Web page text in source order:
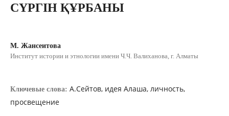
СҮРГІН ҚҰРБАНЫ
М. Жансеитова
Институт истории и этнологии имени Ч.Ч. Валиханова, г. Алматы
Ключевые слова: А.Сейтов, идея Алаша, личность,
просвещение